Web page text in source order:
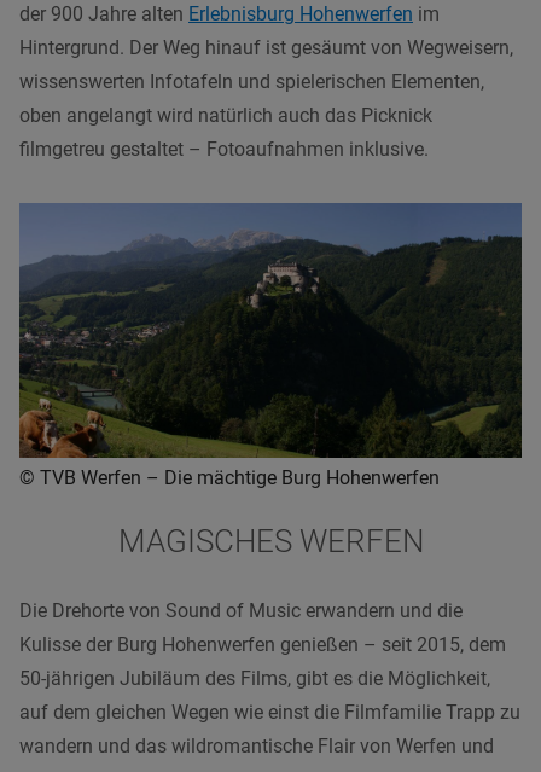
der 900 Jahre alten Erlebnisburg Hohenwerfen im
Hintergrund. Der Weg hinauf ist gesäumt von Wegweisern,
wissenswerten Infotafeln und spielerischen Elementen,
oben angelangt wird natürlich auch das Picknick
filmgetreu gestaltet – Fotoaufnahmen inklusive.
© TVB Werfen – Die mächtige Burg Hohenwerfen
MAGISCHES WERFEN
Die Drehorte von Sound of Music erwandern und die
Kulisse der Burg Hohenwerfen genießen – seit 2015, dem
50-jährigen Jubiläum des Films, gibt es die Möglichkeit,
auf dem gleichen Wegen wie einst die Filmfamilie Trapp zu
wandern und das wildromantische Flair von Werfen und